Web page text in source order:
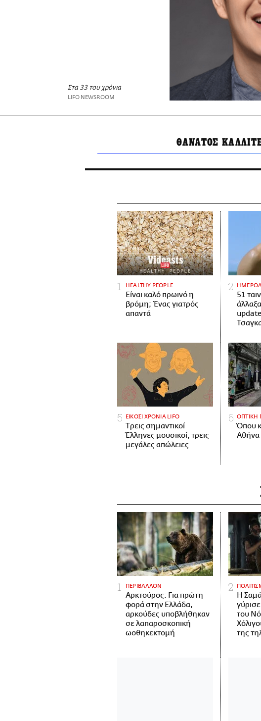
Στα 33 του χρόνια
LIFO NEWSROOM
ΘΑΝΑΤΟΣ
HEALTHY PEOPLE
Είναι καλό πρωινό η
βρόμη; Ένας γιατρός
απαντά
51
ΕΙΚΟΣΙ ΧΡΟΝΙΑ LIFO
Tρεις σημαντικοί
Έλληνες μουσικοί, τρεις
μεγάλες απώλειες
ΟΠΤΙΚΗ
Όπου
Αθήνα
ΠΕΡΙΒΑΛΛΟΝ
Αρκτούρος: Για πρώτη
φορά στην Ελλάδα,
αρκούδες υποβλήθηκαν
σε λαπαροσκοπική
ωοθηκεκτομή
Η
του
της